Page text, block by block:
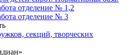
отделение № 1,2
отделение № 3
секций, творческих